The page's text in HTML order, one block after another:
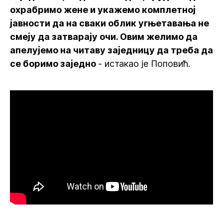
охрабримо жене и укажемо комплетној
јавности да на сваки облик угњетавања не
смеју да затварају очи. Овим желимо да
апелујемо на читаву заједницу да треба да
се боримо заједно - истакао је Поповић.